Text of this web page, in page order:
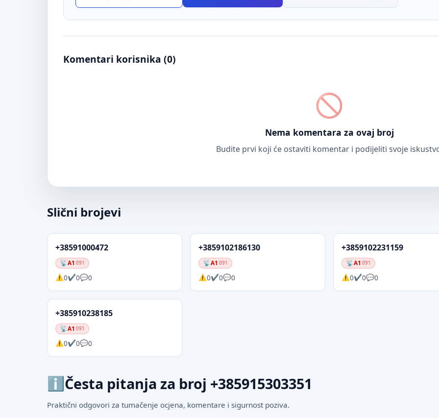
Komentari korisnika (0)
Nema komentara za ovaj broj
Budite prvi koji će ostaviti komentar i podijeliti svoje
Slični brojevi
+38591000472
A1 091
0 0 0
+3859102186130
A1 091
0 0 0
+3859102231159
A1 091
0 0 0
+385910238185
A1 091
0 0 0
Česta pitanja za broj +385915303351
Praktični odgovori za tumačenje ocjena, komentare i sigurnost poziva.